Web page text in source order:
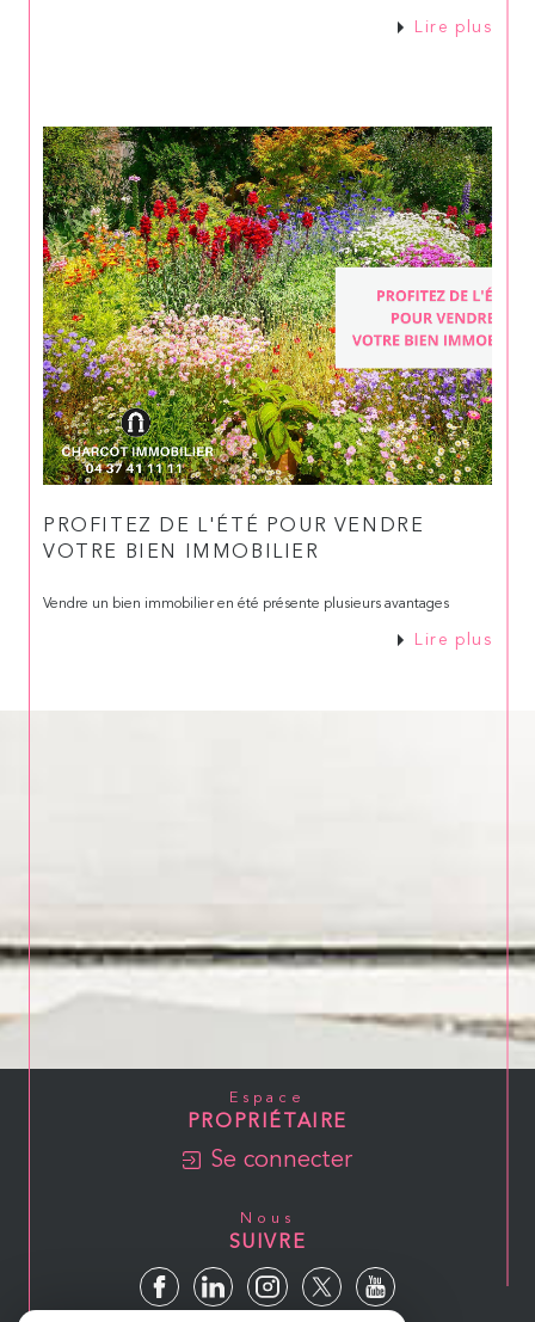
Lire plus
PROFITEZ DE L'ÉTÉ POUR VENDRE
VOTRE BIEN IMMOBILIER
Vendre un bien immobilier en été présente plusieurs avantages
Lire plus
Espace
PROPRIÉTAIRE
Se connecter
Nous
SUIVRE